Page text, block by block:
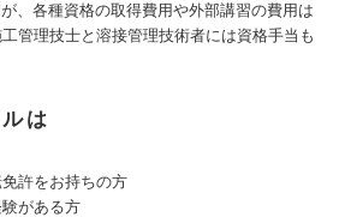
、各種資格の取得費用や外部講習の費用は
管理技士と溶接管理技術者には資格手当も
は
許をお持ちの方
がある方